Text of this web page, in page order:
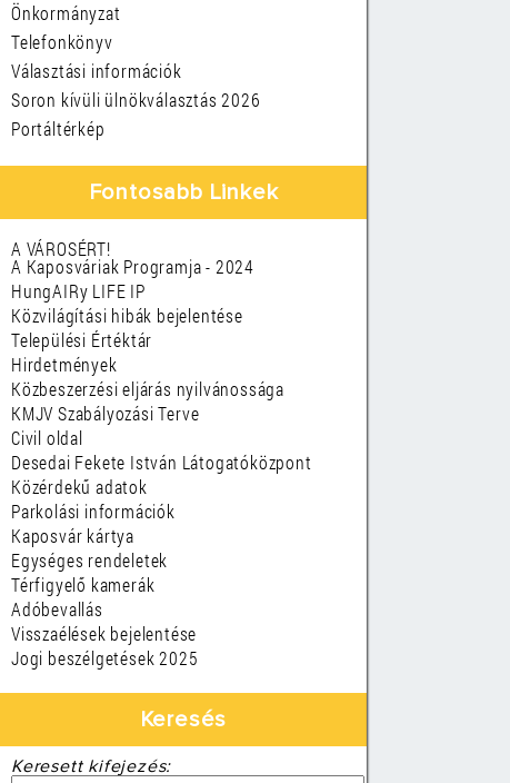
Önkormányzat
Telefonkönyv
Választási információk
Soron kívüli ülnökválasztás 2026
Portáltérkép
Fontosabb Linkek
A VÁROSÉRT!
A Kaposváriak Programja - 2024
HungAIRy LIFE IP
Közvilágítási hibák bejelentése
Települési Értéktár
Hirdetmények
Közbeszerzési eljárás nyilvánossága
KMJV Szabályozási Terve
Civil oldal
Desedai Fekete István Látogatóközpont
Közérdekű adatok
Parkolási információk
Kaposvár kártya
Egységes rendeletek
Térfigyelő kamerák
Adóbevallás
Visszaélések bejelentése
Jogi beszélgetések 2025
Keresés
Keresett kifejezés: